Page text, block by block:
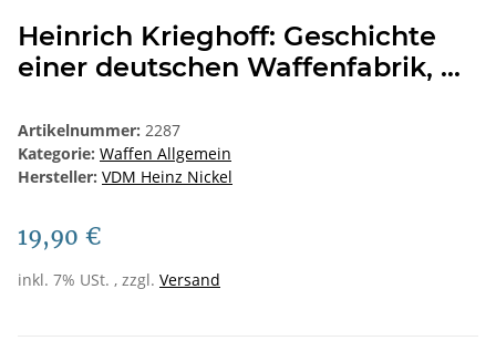
Heinrich Krieghoff: Geschichte
einer deutschen Waffenfabrik, ...
Artikelnummer: 2287
Kategorie: Waffen Allgemein
Hersteller: VDM Heinz Nickel
19,90 €
inkl. 7% USt. , zzgl. Versand